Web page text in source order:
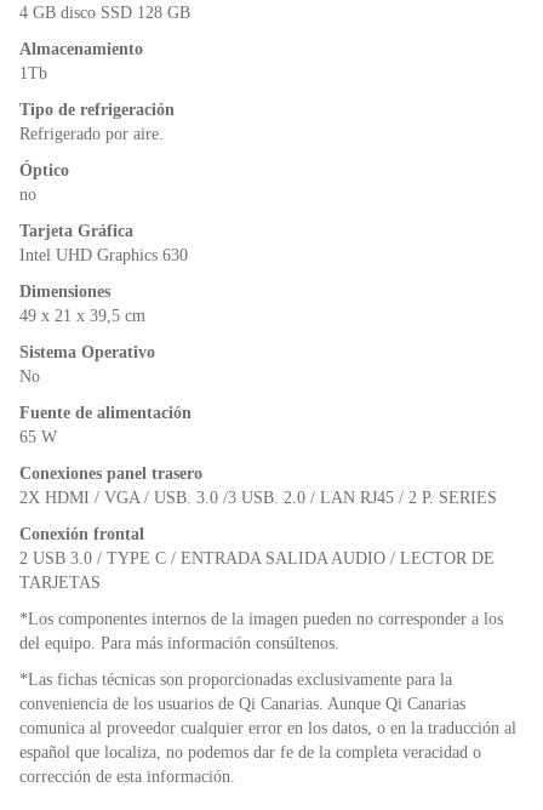
4 GB disco SSD 128 GB
Almacenamiento
1Tb
Tipo de refrigeración
Refrigerado por aire.
Óptico
no
Tarjeta Gráfica
Intel UHD Graphics 630
Dimensiones
49 x 21 x 39,5 cm
Sistema Operativo
No
Fuente de alimentación
65 W
Conexiones panel trasero
2X HDMI / VGA / USB. 3.0 /3 USB. 2.0 / LAN RJ45 / 2 P. SERIES
Conexión frontal
2 USB 3.0 / TYPE C / ENTRADA SALIDA AUDIO / LECTOR DE
TARJETAS
*Los componentes internos de la imagen pueden no corresponder a los
del equipo. Para más información consúltenos.
*Las fichas técnicas son proporcionadas exclusivamente para la
conveniencia de los usuarios de Qi Canarias. Aunque Qi Canarias
comunica al proveedor cualquier error en los datos, o en la traducción al
español que localiza, no podemos dar fe de la completa veracidad o
corrección de esta información.